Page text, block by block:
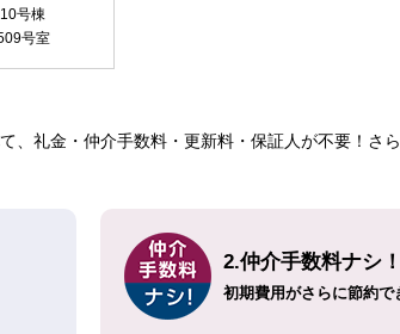
10号棟
号室
、礼金・仲介手数料・更新料・保証人が不要！さ
2.仲介手数料ナシ！
初期費用がさらに節約で